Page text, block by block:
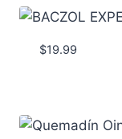
$19.99